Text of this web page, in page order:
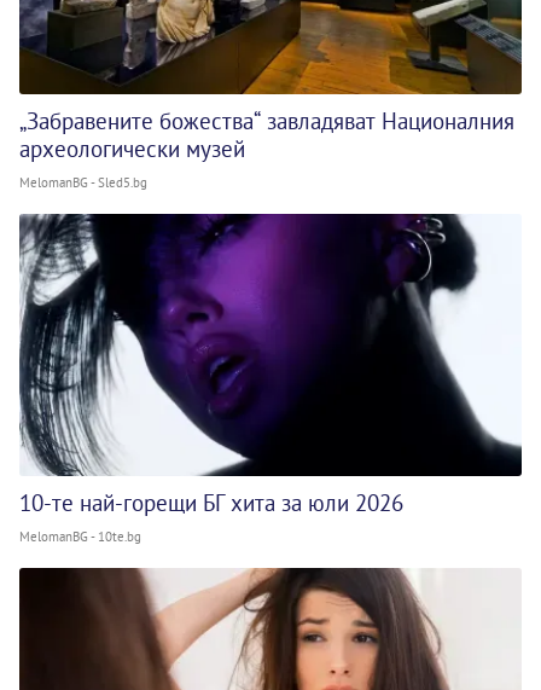
„Забравените божества“ завладяват Националния
археологически музей
MelomanBG - Sled5.bg
10-те най-горещи БГ хита за юли 2026
MelomanBG - 10te.bg